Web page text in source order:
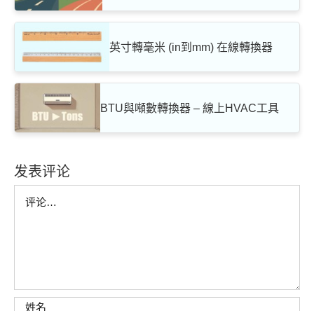
英寸轉毫米 (in到mm) 在線轉換器
BTU與噸數轉換器 – 線上HVAC工具
发表评论